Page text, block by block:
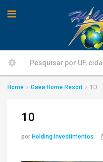
Home Gaea Home Resort 10
10
por Holding Investimentos